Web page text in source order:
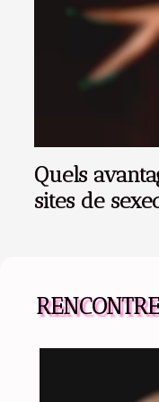
Quels
sites de
RENCONTRE